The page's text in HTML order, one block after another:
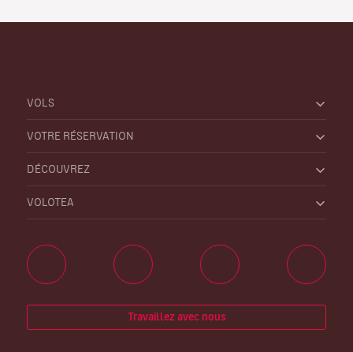
VOLS
VOTRE RÉSERVATION
DÉCOUVREZ
VOLOTEA
Travaillez avec nous